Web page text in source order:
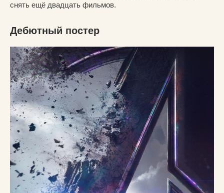
снять ещё двадцать фильмов.
Дебютный постер